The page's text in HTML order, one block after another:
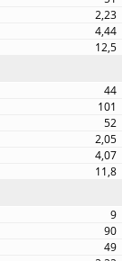
2,23
4,44
12,5
44
101
52
2,05
4,07
11,8
9
90
49